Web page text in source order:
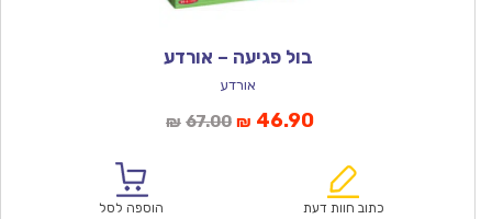
בול פגיעה – אורדע
אורדע
₪ 67.00המחיר
₪67.00.
₪ 46.90המחיר
הוא:
כתוב חוות דעת הוספה לסל